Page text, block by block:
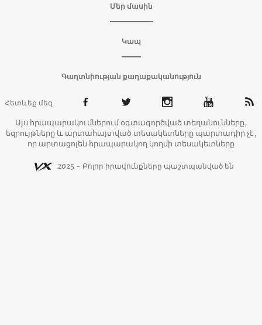
Մեր մասին
Կապ
Գաղտնիության քաղաքականություն
Հետևեք մեզ
Այս հրապարակումներում օգտագործված տեղանունները,
եզրույթները և արտահայտված տեսակետները պարտադիր չէ,
որ արտացոլեն հրապարակող կողմի տեսակետները
2025 - Բոլոր իրավունքները պաշտպանված են